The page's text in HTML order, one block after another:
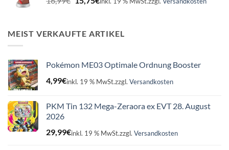
Preis
16,99€15,75€.
MEIST VERKAUFTE ARTIKEL
Pokémon ME03 Optimale Ordnung Booster
4,99€inkl. 19 % MwSt.zzgl. Versandkosten
PKM Tin 132 Mega-Zeraora ex EVT 28. August
2026
29,99€inkl. 19 % MwSt.zzgl. Versandkosten